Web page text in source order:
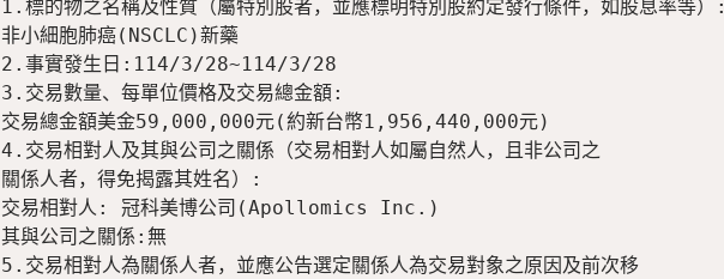
1.標的物之名稱及性質（屬特別股者，並應標明特別股約定發行條件，如股息率等）:
非小細胞肺癌(NSCLC)新藥
2.事實發生日:114/3/28~114/3/28
3.交易數量、每單位價格及交易總金額:
交易總金額美金59,000,000元(約新台幣1,956,440,000元)
4.交易相對人及其與公司之關係（交易相對人如屬自然人，且非公司之
關係人者，得免揭露其姓名）:
交易相對人: 冠科美博公司(Apollomics Inc.)
其與公司之關係:無
5.交易相對人為關係人者，並應公告選定關係人為交易對象之原因及前次移